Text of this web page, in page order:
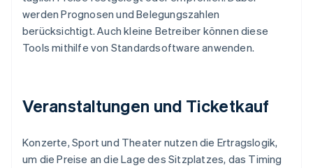
werden Prognosen und Belegungszahlen
berücksichtigt. Auch kleine Betreiber können diese
Tools mithilfe von Standardsoftware anwenden.
Veranstaltungen und Ticketkauf
Konzerte, Sport und Theater nutzen die Ertragslogik,
um die Preise an die Lage des Sitzplatzes, das Timing